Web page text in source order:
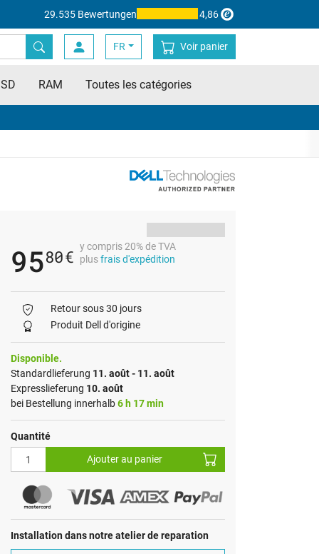
29.535 Bewertungen 4,86
FR Voir panier
RAM Toutes les catégories
9580€ y compris 20% de TVA
plusfrais d'expédition
Retour sous 30 jours
Produit Dell d'origine
Disponible.
Standardlieferung 11. août - 11. août
Expresslieferung 10. août
bei Bestellung innerhalb6 h 17 min
Quantité
Ajouter au panier
Installation dans notre atelier de reparation